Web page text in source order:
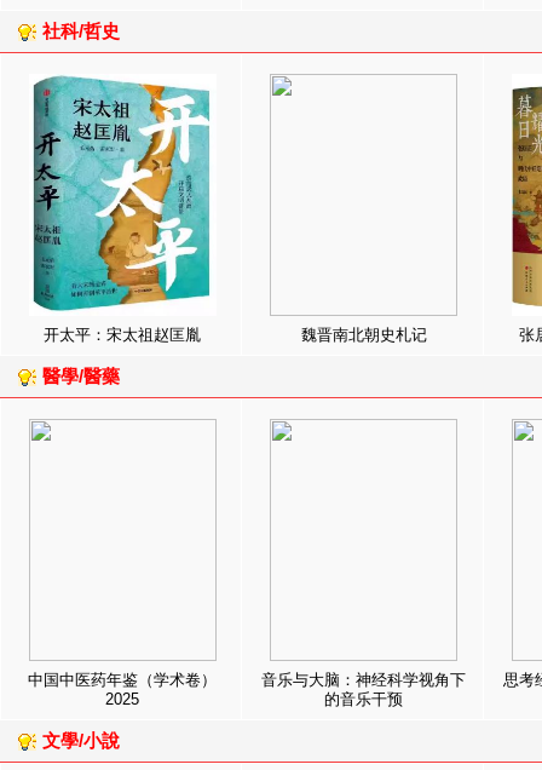
社科/哲史
开太平：宋太祖赵匡胤 魏晋南北朝史札记 张
醫學/醫藥
中国中医药年鉴（学术卷）
2025
音乐与大脑：神经科学视角下
的音乐干预
思考
文學/小說